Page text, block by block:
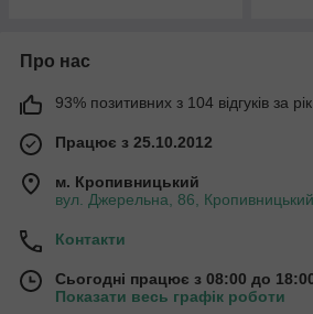
Про нас
93% позитивних з 104 відгуків за рік
Працює з 25.10.2012
м. Кропивницький
вул. Джерельна, 86,
Контакти
Сьогодні працює з 08:00 до
Показати весь графік роботи